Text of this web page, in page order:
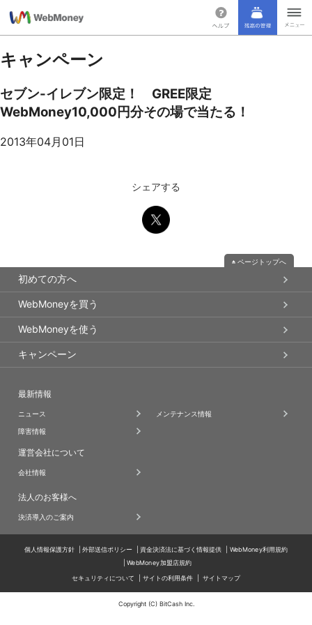
キャンペーン
セブン-イレブン限定！ GREE限定
WebMoney10,000円分その場で当たる！
2013年04月01日
シェアする
ページトップへ
初めての方へ
WebMoneyを買う
WebMoneyを使う
キャンペーン
最新情報
ニュース メンテナンス情報
障害情報
運営会社について
会社情報
法人のお客様へ
決済導入のご案内
個人情報保護方針 外部送信ポリシー 資金決済法に基づく情報提供 WebMoney利用規約
WebMoney加盟店規約
セキュリティについて サイトの利用条件 サイトマップ
Copyright (C) BitCash Inc.